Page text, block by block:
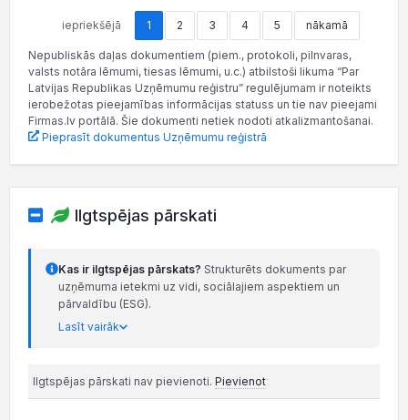
iepriekšējā 1 2 3 4 5 nākamā
Nepubliskās daļas dokumentiem (piem., protokoli, pilnvaras,
valsts notāra lēmumi, tiesas lēmumi, u.c.) atbilstoši likuma “Par
Latvijas Republikas Uzņēmumu reģistru” regulējumam ir noteikts
ierobežotas pieejamības informācijas statuss un tie nav pieejami
Firmas.lv portālā. Šie dokumenti netiek nodoti atkalizmantošanai.
Pieprasīt dokumentus Uzņēmumu reģistrā
Ilgtspējas pārskati
Kas ir ilgtspējas pārskats? Strukturēts dokuments par
uzņēmuma ietekmi uz vidi, sociālajiem aspektiem un
pārvaldību (ESG).
Lasīt vairāk
Ilgtspējas pārskati nav pievienoti. Pievienot